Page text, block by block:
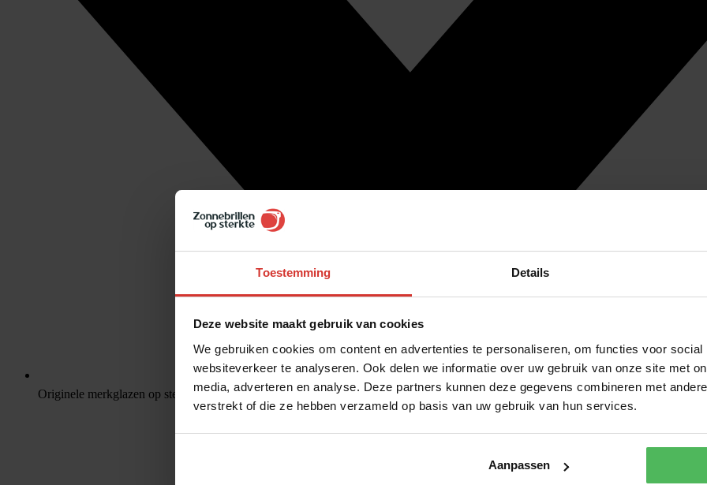
Toestemming Details
Deze website maakt gebruik van cookies
We gebruiken cookies om content en advertenties te personaliseren, om functies voor
websiteverkeer te analyseren. Ook delen we informatie over uw gebruik van onze site met
media, adverteren en analyse. Deze partners kunnen deze gegevens combineren met
verstrekt of die ze hebben verzameld op basis van uw gebruik van hun services.
Aanpassen
Originele merkglazen op sterkte